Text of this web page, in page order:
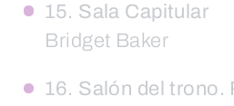
15. Sala Capitular
Bridget Baker
16. Salón del trono.